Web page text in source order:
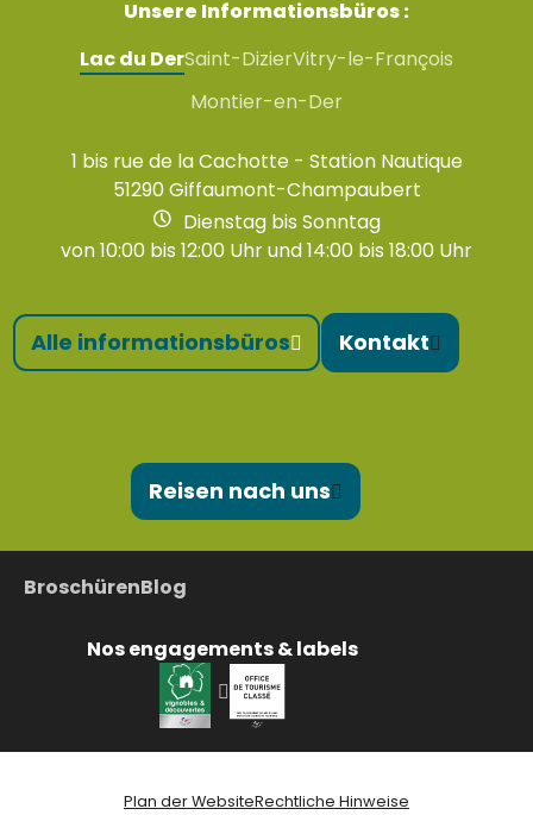
Unsere Informationsbüros :
Lac du DerSaint-DizierVitry-le-François
Montier-en-Der
1 bis rue de la Cachotte - Station Nautique
51290 Giffaumont-Champaubert
Dienstag bis Sonntag
von 10:00 bis 12:00 Uhr und 14:00 bis 18:00 Uhr
Alle informationsbüros Kontakt
Reisen nach uns
BroschürenBlog
Nos engagements & labels
Plan der WebsiteRechtliche Hinweise